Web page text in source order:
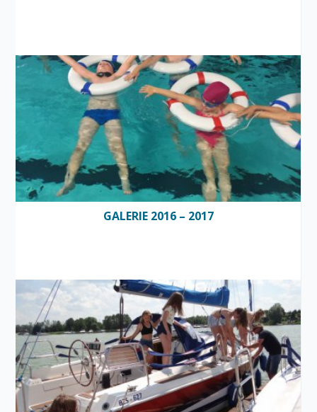
GALERIE 2016 – 2017